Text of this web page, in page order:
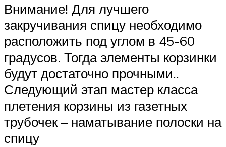
Внимание! Для лучшего
закручивания спицу необходимо
расположить под углом в 45-60
градусов. Тогда элементы корзинки
будут достаточно прочными..
Следующий этап мастер класса
плетения корзины из газетных
трубочек – наматывание полоски на
спицу